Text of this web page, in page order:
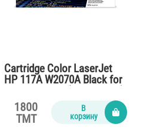
Cartridge Color LaserJet
HP 117A W2070A Black for
1800
TMT
В
корзину